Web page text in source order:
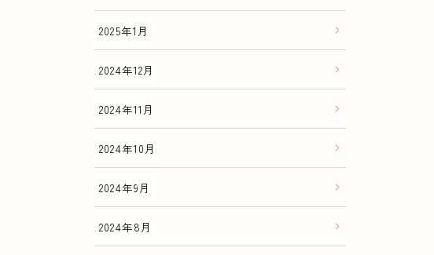
2025年1月
2024年12月
2024年11月
2024年10月
2024年9月
2024年8月